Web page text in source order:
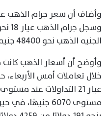
الجنيه الذهب نحو 48400 جنيه.
خلال تعاملات أمس
مستوى 6070